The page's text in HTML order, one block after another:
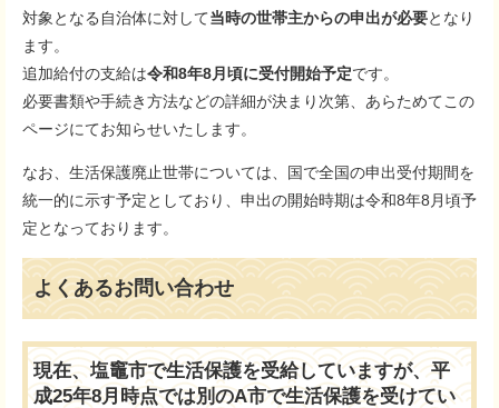
対象となる自治体に対して当時の世帯主からの申出が必要となり
ます。
追加給付の支給は令和8年8月頃に受付開始予定です。
必要書類や手続き方法などの詳細が決まり次第、あらためてこの
ページにてお知らせいたします。
なお、生活保護廃止世帯については、国で全国の申出受付期間を
統一的に示す予定としており、申出の開始時期は令和8年8月頃予
定となっております。
よくあるお問い合わせ
現在、塩竈市で生活保護を受給していますが、平
成25年8月時点では別のA市で生活保護を受けてい